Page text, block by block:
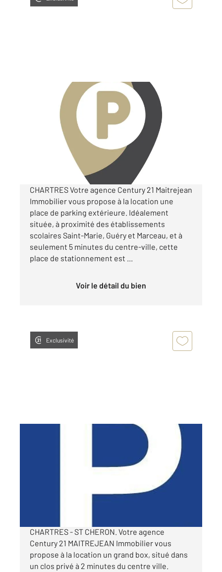
CHARTRES 28
Parking à louer
50 €
par mois charges comprises
CHARTRES Votre agence Century 21 Maitrejean
Immobilier vous propose à la location une
place de parking extérieure. Idéalement
située, à proximité des établissements
scolaires Saint-Marie, Guéry et Marceau, et à
seulement 5 minutes du centre-ville, cette
place de stationnement est ...
Voir le détail du bien
Exclusivité
CHARTRES - ST CHERON. Votre agence
Century 21 MAITREJEAN Immobilier vous
propose à la location un grand box, situé dans
un clos privé à 2 minutes du centre ville.